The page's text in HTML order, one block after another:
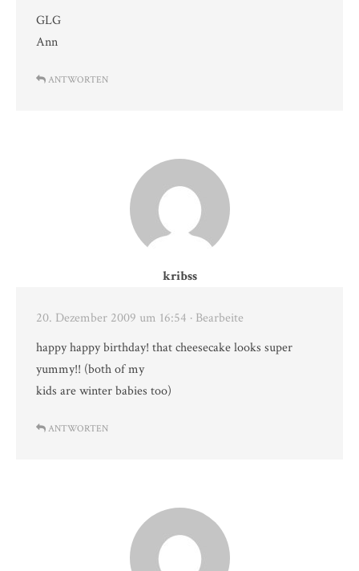
GLG
Ann
ANTWORTEN
kribss
20. Dezember 2009 um 16:54 · Bearbeite
happy happy birthday! that cheesecake looks super
yummy!! (both of my
kids are winter babies too)
ANTWORTEN